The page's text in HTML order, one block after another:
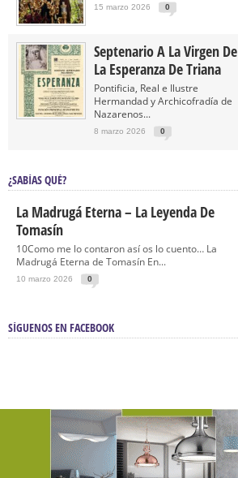
15 marzo 2026 0
Septenario A La Virgen De
La Esperanza De Triana
Pontificia, Real e Ilustre
Hermandad y Archicofradía de
Nazarenos...
8 marzo 2026 0
¿SABÍAS QUÉ?
La Madrugá Eterna – La Leyenda De
Tomasín
10Como me lo contaron así os lo cuento… La
Madrugá Eterna de Tomasín En...
10 marzo 2026 0
SÍGUENOS EN FACEBOOK